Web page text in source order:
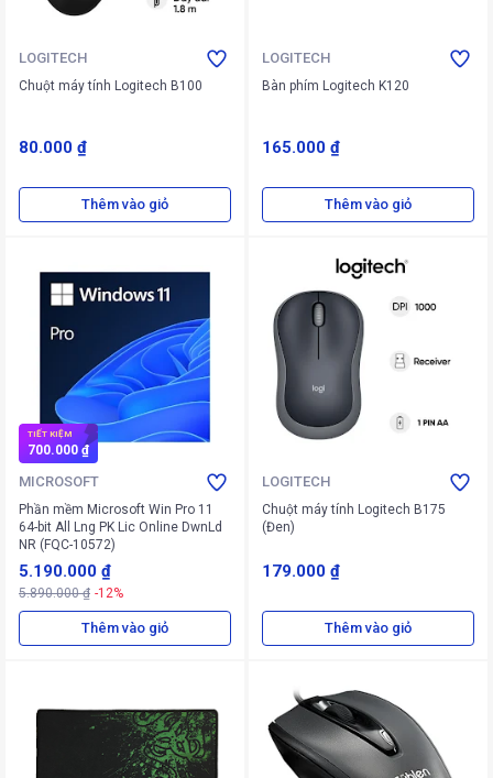
LOGITECH
Chuột máy tính Logitech B100
80.000 ₫
Thêm vào giỏ
LOGITECH
Bàn phím Logitech K120
165.000 ₫
Thêm vào giỏ
TIẾT KIỆM
700.000 ₫
MICROSOFT
Phần mềm Microsoft Win Pro 11
64-bit All Lng PK Lic Online DwnLd
NR (FQC-10572)
5.190.000 ₫
5.890.000 ₫ -12%
Thêm vào giỏ
LOGITECH
Chuột máy tính Logitech B175
(Đen)
179.000 ₫
Thêm vào giỏ